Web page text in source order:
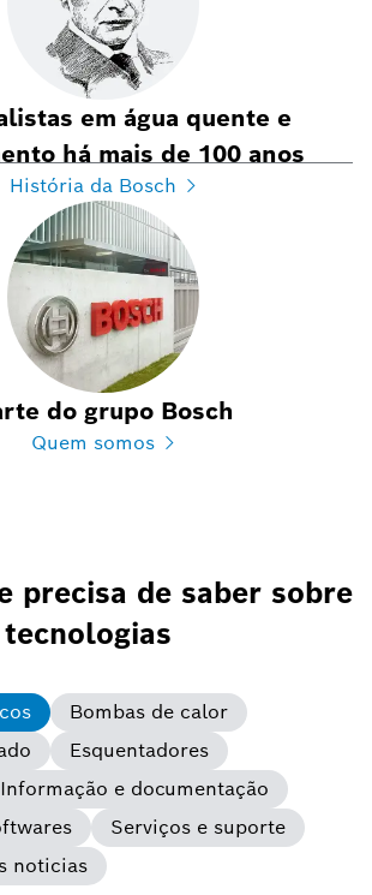
em água quente e
há mais de 100 anos
História da Bosch
do grupo Bosch
Quem somos
precisa de saber sobre
Bombas de calor
Esquentadores
Informação e documentação
Serviços e suporte
noticias